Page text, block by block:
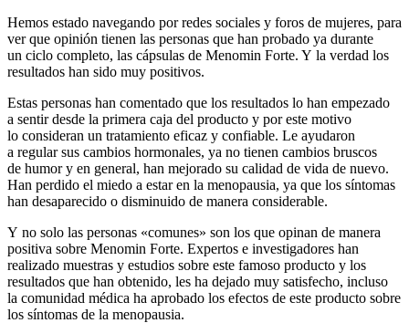
Hemos estado navegando por redes sociales y foros de mujeres, para
ver que opinión tienen las personas que han probado ya durante
un ciclo completo, las cápsulas de Menomin Forte. Y la verdad los
resultados han sido muy positivos.
Estas personas han comentado que los resultados lo han empezado
a sentir desde la primera caja del producto y por este motivo
lo consideran un tratamiento eficaz y confiable. Le ayudaron
a regular sus cambios hormonales, ya no tienen cambios bruscos
de humor y en general, han mejorado su calidad de vida de nuevo.
Han perdido el miedo a estar en la menopausia, ya que los síntomas
han desaparecido o disminuido de manera considerable.
Y no solo las personas «comunes» son los que opinan de manera
positiva sobre Menomin Forte. Expertos e investigadores han
realizado muestras y estudios sobre este famoso producto y los
resultados que han obtenido, les ha dejado muy satisfecho, incluso
la comunidad médica ha aprobado los efectos de este producto sobre
los síntomas de la menopausia.